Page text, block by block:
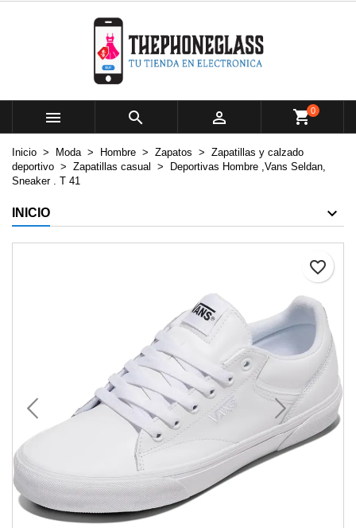
   0
Inicio Moda Hombre Zapatos
Zapatillas y calzado
deportivo
Zapatillas casual
Deportivas Hombre ,Vans Seldan,
Sneaker . T 41
INICIO
favorite_border
Mi lista de deseos
Crear nueva lista
Crear lista de deseos
Nombre de la lista de deseos
Cancelar Crear lista de deseos
Iniciar sesión
Debe iniciar sesión para guardar productos en su lista de
Cancelar Iniciar sesión